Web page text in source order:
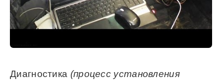
Диагностика (процесс установления